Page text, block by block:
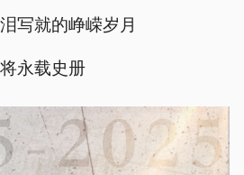
写就的峥嵘岁月
将永载史册